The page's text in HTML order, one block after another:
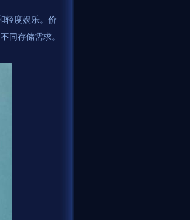
轻度娱乐。价
同存储需求。